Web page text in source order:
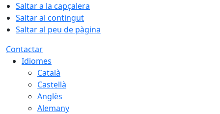
Saltar a la capçalera
Saltar al contingut
Saltar al peu de pàgina
Contactar
Idiomes
Català
Castellà
Anglès
Alemany